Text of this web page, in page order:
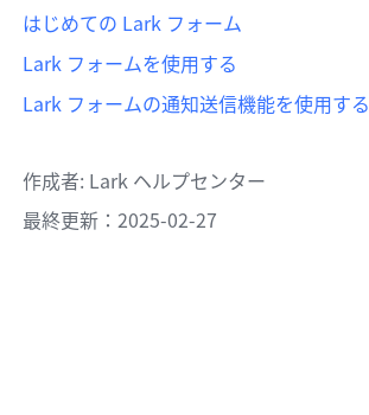
はじめての Lark フォーム
Lark フォームを使用する
Lark フォームの通知送信機能を使用する
作成者: Lark ヘルプセンター
最終更新：2025-02-27